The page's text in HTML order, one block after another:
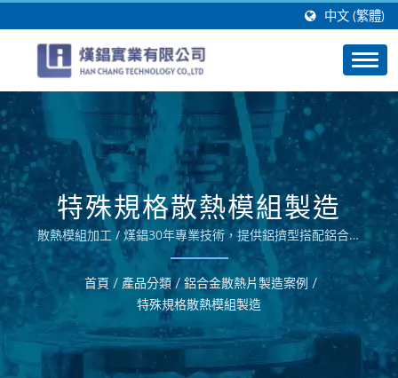
中文 (繁體)
特殊規格散熱模組製造
散熱模組加工 / 熯錩30年專業技術，提供鋁擠型搭配鋁合金
CNC銑床、沖床及折床之30年等加工技術替客戶製造高品質
之工業電腦機殼製造、Panel PC機殼製造、車載電腦機殼製
造、磁碟陣列外殼製造、電動車零組件製造、鋁面鈑製造等鋁
合金產品的OEM及ODM服務。
首頁 / 產品分類 / 鋁合金散熱片製造案例 /
特殊規格散熱模組製造